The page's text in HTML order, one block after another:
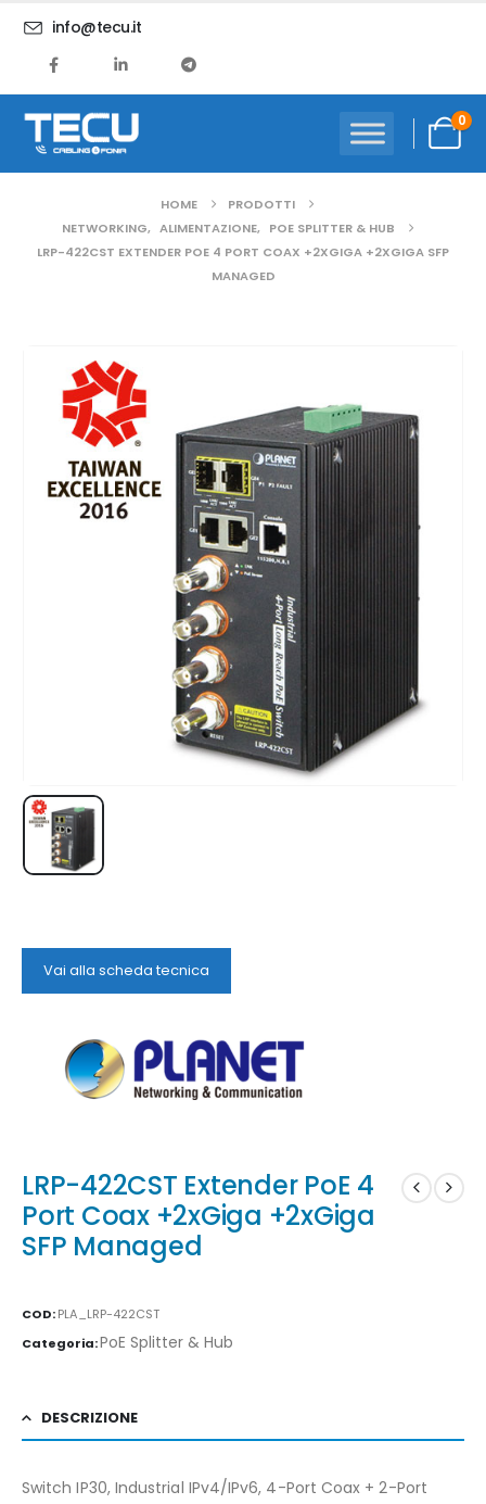
info@tecu.it
0
HOME
PRODOTTI
NETWORKING, ALIMENTAZIONE, POE SPLITTER & HUB
LRP-422CST EXTENDER POE 4 PORT COAX +2XGIGA +2XGIGA SFP
MANAGED
Vai alla scheda tecnica
LRP-422CST Extender PoE 4
Port Coax +2xGiga +2xGiga
SFP Managed
COD:PLA_LRP-422CST
Categoria:PoE Splitter & Hub
DESCRIZIONE
Switch IP30, Industrial IPv4/IPv6, 4-Port Coax + 2-Port